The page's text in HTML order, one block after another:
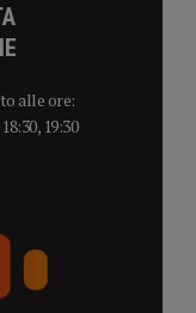
alle ore:
19:30